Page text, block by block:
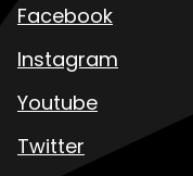
Facebook
Instagram
Youtube
Twitter